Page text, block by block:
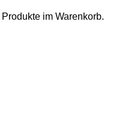
im Warenkorb.